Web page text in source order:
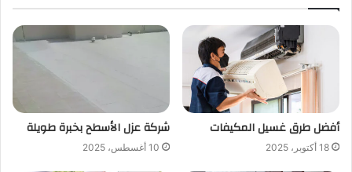
أفضل طرق غسيل المكيفات
18 أكتوبر، 2025
شركة عزل الأسطح بخبرة طويلة
10 أغسطس، 2025